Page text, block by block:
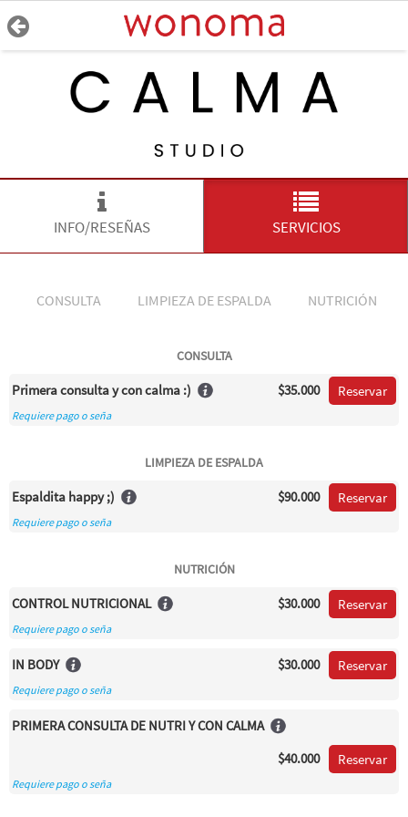
INFO/RESEÑAS SERVICIOS
CONSULTA LIMPIEZA DE ESPALDA NUTRICIÓN
CONSULTA
Primera consulta y con calma :) $35.000 Reservar
Requiere pago o seña
LIMPIEZA DE ESPALDA
Espaldita happy ;) $90.000 Reservar
Requiere pago o seña
NUTRICIÓN
CONTROL NUTRICIONAL $30.000 Reservar
Requiere pago o seña
IN BODY $30.000 Reservar
Requiere pago o seña
PRIMERA CONSULTA DE NUTRI Y CON CALMA
$40.000
Reservar
Requiere pago o seña